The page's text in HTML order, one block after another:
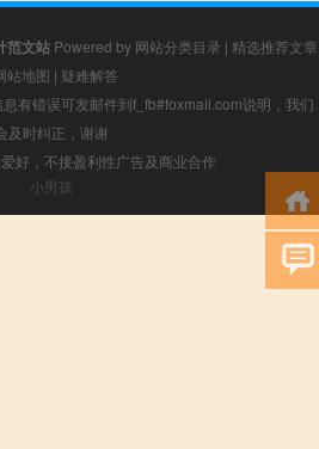
范文站Powered by 网站分类目录 | 精选推荐文章
站地图 | 疑难解答
有错误可发邮件到f_fb#foxmail.com说明，我们
及时纠正，谢谢
好，不接盈利性广告及商业合作
小男孩